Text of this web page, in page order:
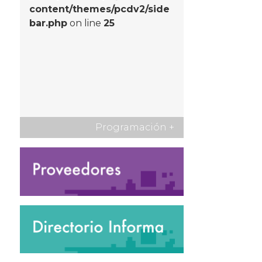
content/themes/pcdv2/side
bar.php on line25
Programación +